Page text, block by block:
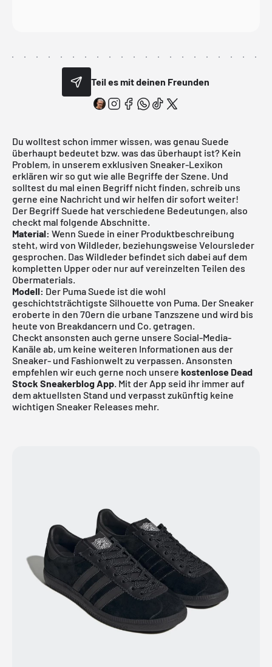
Teil es mit deinen Freunden
Du wolltest schon immer wissen, was genau Suede
überhaupt bedeutet bzw. was das überhaupt ist? Kein
Problem, in unserem exklusiven Sneaker-Lexikon
erklären wir so gut wie alle Begriffe der Szene. Und
solltest du mal einen Begriff nicht finden, schreib uns
gerne eine Nachricht und wir helfen dir sofort weiter!
Der Begriff Suede hat verschiedene Bedeutungen, also
checkt mal folgende Abschnitte.
Material: Wenn Suede in einer Produktbeschreibung
steht, wird von Wildleder, beziehungsweise Veloursleder
gesprochen. Das Wildleder befindet sich dabei auf dem
kompletten Upper oder nur auf vereinzelten Teilen des
Obermaterials.
Modell: Der Puma Suede ist die wohl
geschichtsträchtigste Silhouette von Puma. Der Sneaker
eroberte in den 70ern die urbane Tanzszene und wird bis
heute von Breakdancern und Co. getragen.
Checkt ansonsten auch gerne unsere Social-Media-
Kanäle ab, um keine weiteren Informationen aus der
Sneaker- und Fashionwelt zu verpassen. Ansonsten
empfehlen wir euch gerne noch unsere kostenlose Dead
Stock Sneakerblog App. Mit der App seid ihr immer auf
dem aktuellsten Stand und verpasst zukünftig keine
wichtigen Sneaker Releases mehr.